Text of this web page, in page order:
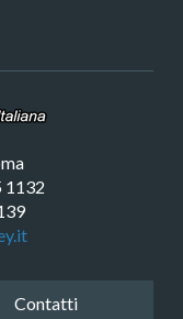
1132
Contatti